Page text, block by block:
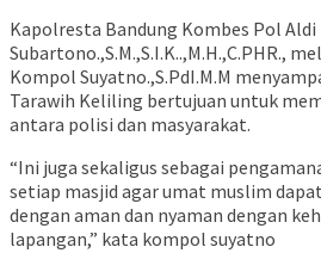
Kapolresta Bandung Kombes Pol Aldi
Subartono.,S.M.,S.I.K..,M.H.,C.PHR.,
Kompol Suyatno.,S.PdI.M.M
Tarawih Keliling bertujuan untuk
antara polisi dan masyarakat.
“Ini juga sekaligus sebagai
setiap masjid agar umat muslim
dengan aman dan nyaman dengan
lapangan,” kata kompol suyatno